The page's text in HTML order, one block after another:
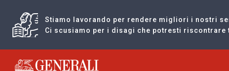
Stiamo lavorando per rendere migliori i nostri
Ci scusiamo per i disagi che potresti riscontrare